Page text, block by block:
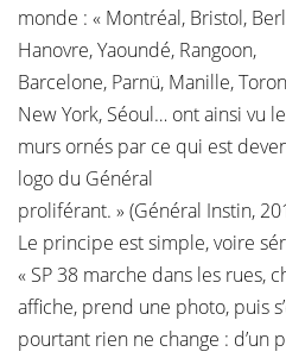
monde : « Montréal, Bristol,
Hanovre, Yaoundé, Rangoon,
Barcelone, Parnü, Manille,
New York, Séoul… ont ainsi vu
murs ornés par ce qui est
logo du Général
proliférant. » (Général Instin,
Le principe est simple, voire
« SP 38 marche dans les rues,
affiche, prend une photo, puis
pourtant rien ne change : d’un